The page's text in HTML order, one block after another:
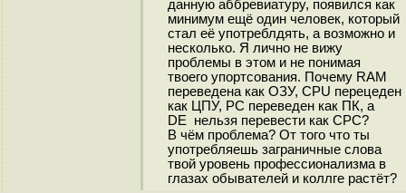
данную аббревиатуру, появился как
минимум ещё один человек, который
стал её употреблдять, а возможно и
несколько. Я лично не вижу
проблемы в этом и не понимая
твоего упортсования. Почему RAM
переведена как ОЗУ, CPU перецеден
как ЦПУ, PC переведен как ПК, а
DE нельзя перевести как СРС?
В чём проблема? От того что ты
употребляешь заграничные слова
твой уровень профессионализма в
глазах обывателей и коллге растёт?